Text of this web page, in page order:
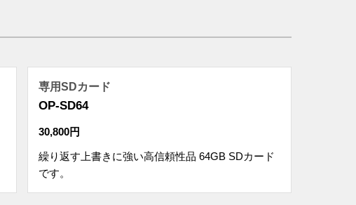
専用SDカード
OP-SD64
30,800円
繰り返す上書きに強い高信頼性品 64GB SDカード
です。